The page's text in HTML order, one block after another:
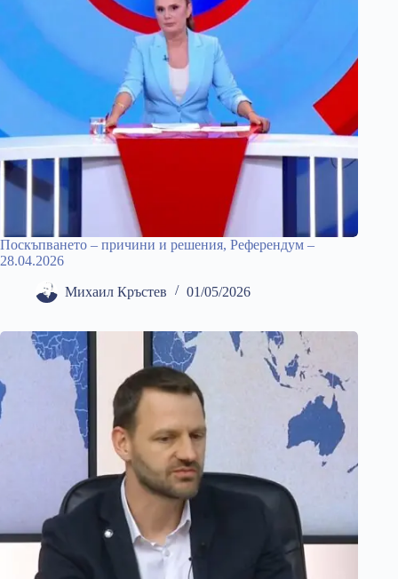
Поскъпването – причини и решения, Референдум –
28.04.2026
Михаил Кръстев 01/05/2026